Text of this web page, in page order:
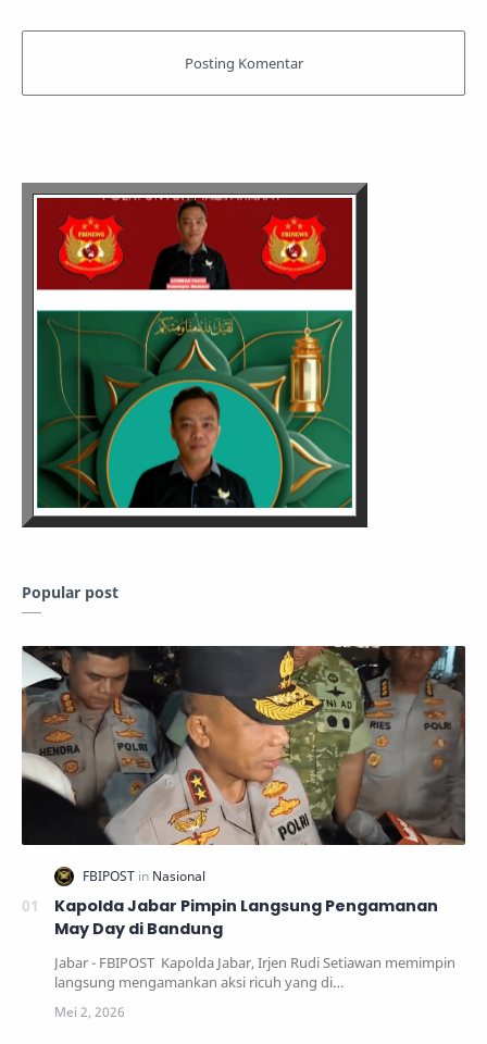
Popular post
Kapolda Jabar Pimpin Langsung Pengamanan
May Day di Bandung
Jabar - FBIPOST Kapolda Jabar, Irjen Rudi Setiawan memimpin
langsung mengamankan aksi ricuh yang di…